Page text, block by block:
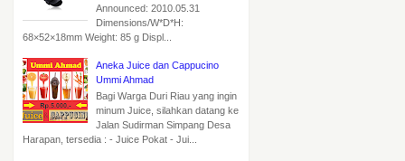
Announced: 2010.05.31
Dimensions/W*D*H:
68×52×18mm Weight: 85 g Displ...
Aneka Juice dan Cappucino
Ummi Ahmad
Bagi Warga Duri Riau yang ingin
minum Juice, silahkan datang ke
Jalan Sudirman Simpang Desa
Harapan, tersedia : - Juice Pokat - Jui...